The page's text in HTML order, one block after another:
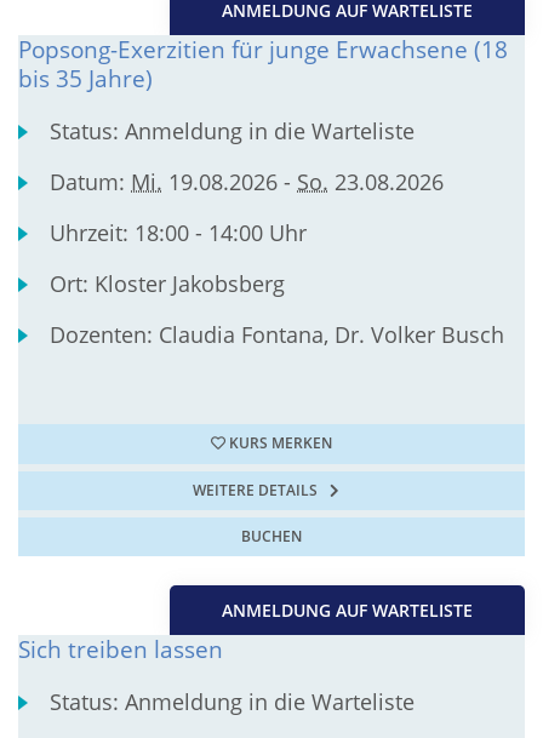
ANMELDUNG AUF WARTELISTE
Popsong-Exerzitien für junge Erwachsene (18
bis 35 Jahre)
Status:Anmeldung in die Warteliste
Datum: Mi. 19.08.2026 - So. 23.08.2026
Uhrzeit: 18:00 - 14:00 Uhr
Ort: Kloster Jakobsberg
Dozenten: Claudia Fontana, Dr. Volker Busch
KURS MERKEN
WEITERE DETAILS
BUCHEN
ANMELDUNG AUF WARTELISTE
Sich treiben lassen
Status:Anmeldung in die Warteliste